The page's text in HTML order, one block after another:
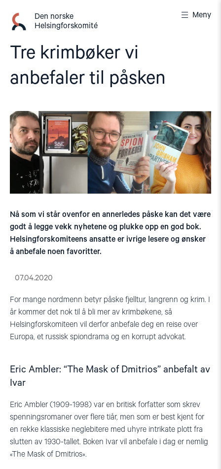
innhold
Den norske
Helsingforskomité
Meny
Tre krimbøker vi
anbefaler til påsken
Nå som vi står ovenfor en annerledes påske kan det være
godt å legge vekk nyhetene og plukke opp en god bok.
Helsingforskomiteens ansatte er ivrige lesere og ønsker
å anbefale noen favoritter.
07.04.2020
For mange nordmenn betyr påske fjelltur, langrenn og krim. I
år kommer det nok til å bli mer av krimbøkene, så
Helsingforskomiteen vil derfor anbefale deg en reise over
Europa, et russisk spiondrama og en korrupt advokat.
Eric Ambler: “The Mask of Dmitrios” anbefalt av
Ivar
Eric Ambler (1909-1998) var en britisk forfatter som skrev
spenningsromaner over flere tiår, men som er best kjent for
en rekke klassiske neglebitere med uhyre intrikate plott fra
slutten av 1930-tallet. Boken Ivar vil anbefale i dag er nemlig
«The Mask of Dmitrios».